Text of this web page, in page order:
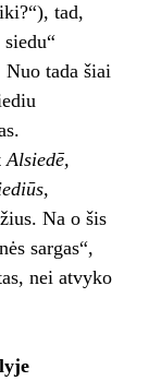
tad,
Nuo tada šiai
Alsiedē,
Na o šis
sargas“,
nei atvyko